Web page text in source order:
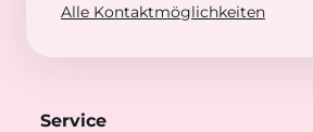
Alle Kontaktmöglichkeiten
Service